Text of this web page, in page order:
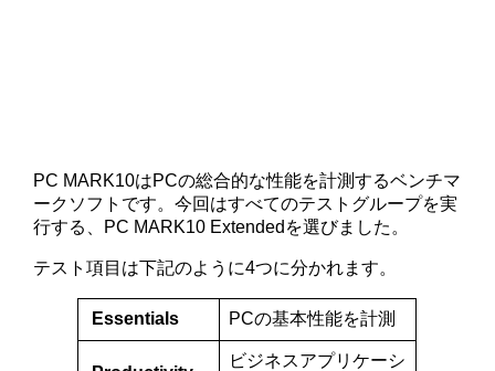
PC MARK10はPCの総合的な性能を計測するベンチマ
ークソフトです。今回はすべてのテストグループを実
行する、PC MARK10 Extendedを選びました。
テスト項目は下記のように4つに分かれます。
Essentials PCの基本性能を計測
ビジネスアプリケーシ